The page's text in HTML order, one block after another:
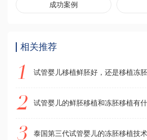
成功案例
相关推荐
试管婴儿移植鲜胚好，还是移植冻
试管婴儿的鲜胚移植和冻胚移植有
泰国第三代试管婴儿的冻胚移植技